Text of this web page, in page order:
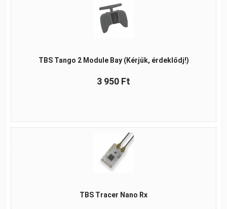
TBS Tango 2 Module Bay (Kérjük, érdeklődj!)
3 950 Ft
TBS Tracer Nano Rx